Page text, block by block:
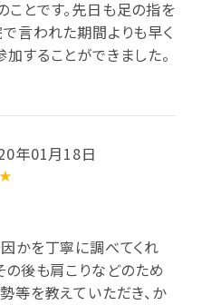
とです。先日も足の指を
言われた期間よりも早く
することができました。
年01月18日
かを丁寧に調べてくれ
の後も肩こりなどのため
等を教えていただき、か